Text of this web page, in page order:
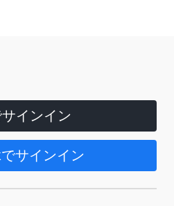
インイン
サインイン